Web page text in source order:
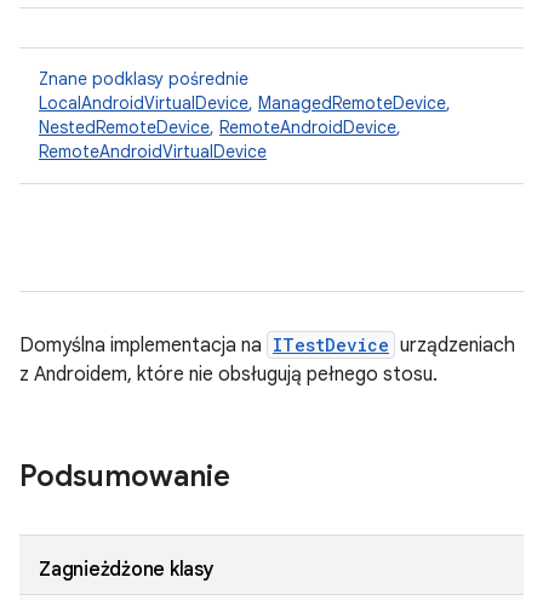
Znane podklasy pośrednie
LocalAndroidVirtualDevice, ManagedRemoteDevice,
NestedRemoteDevice, RemoteAndroidDevice,
RemoteAndroidVirtualDevice
Domyślna implementacja na ITestDevice urządzeniach
z Androidem, które nie obsługują pełnego stosu.
Podsumowanie
Zagnieżdżone klasy